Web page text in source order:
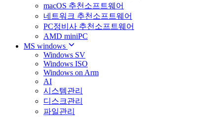
macOS 추천소프트웨어
네트워크 추천소프트웨어
PC정비사 추천소프트웨어
AMD miniPC
MS windows
Windows SV
Windows ISO
Windows on Arm
AI
시스템관리
디스크관리
파일관리